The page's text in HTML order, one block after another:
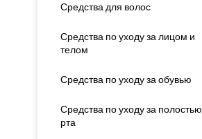
Средства для волос
Средства по уходу за лицом и
телом
Средства по уходу за обувью
Средства по уходу за полостью
рта